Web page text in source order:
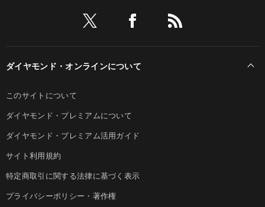
ダイヤモンド・オンラインについて
このサイトについて
ダイヤモンド・プレミアムについて
ダイヤモンド・プレミアム活用ガイド
サイト利用規約
特定商取引に関する法律に基づく表示
プライバシーポリシー・著作権